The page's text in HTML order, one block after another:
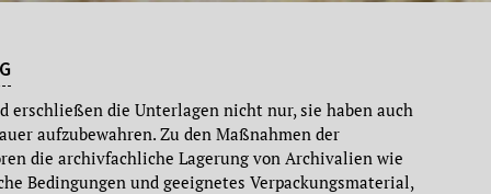
erschließen die Unterlagen nicht nur, sie haben auch
aufzubewahren. Zu den Maßnahmen der
die archivfachliche Lagerung von Archivalien wie
Bedingungen und geeignetes Verpackungsmaterial,